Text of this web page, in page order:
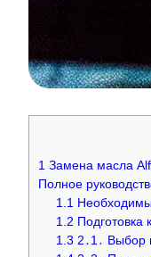
1 Замена масла
Полное
1.1
1.2 Подготовка
1.3 2․1․ Выбор